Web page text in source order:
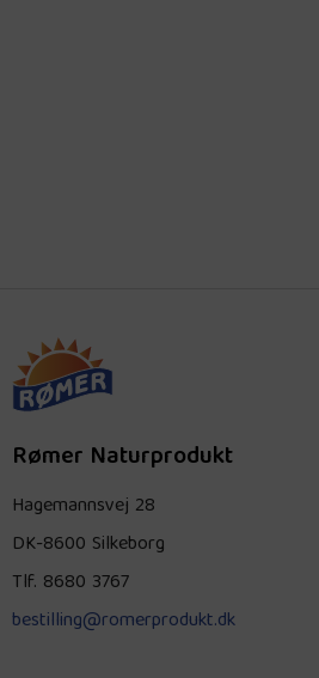
Rømer Naturprodukt
Hagemannsvej 28
DK-8600 Silkeborg
Tlf. 8680 3767
bestilling@romerprodukt.dk